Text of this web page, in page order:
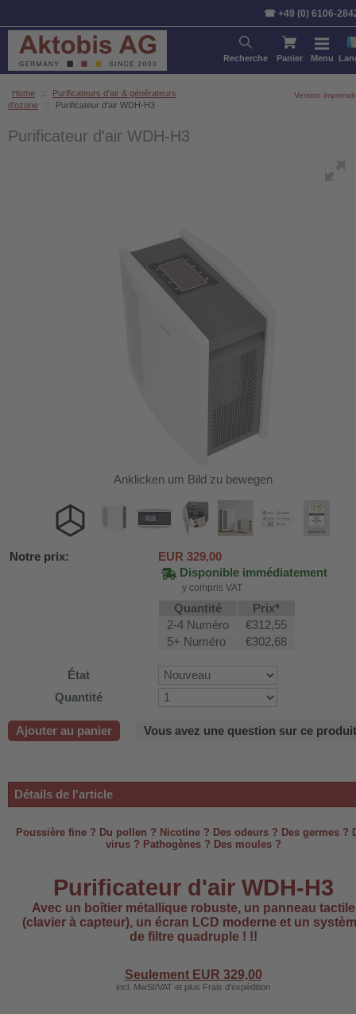
☎ +49 (0) 6106-
Recherche Panier Menu
WDH-AP1212
et WDH-626L
Home ::
Purificateurs d'air & générateurs
d'ozone
:: Purificateur d'air WDH-H3
Version
Purificateur d'air WDH-H3
Anklicken um Bild zu bewegen
Notre prix: EUR 329,00
Disponible immédiatement
y compris VAT
Quantité
Prix*
2-4 Numéro
€312,55
5+ Numéro
€302,68
État
Quantité
Ajouter au panier Vous avez une question sur ce
Détails de l'article
Poussière fine ? Du pollen ? Nicotine ? Des odeurs ? Des germes ?
virus ? Pathogènes ? Des moules ?
Purificateur d'air WDH-H3
Avec un boîtier métallique robuste, un panneau tactile
(clavier à capteur), un écran LCD moderne et un
de filtre quadruple ! !!
Seulement EUR 329,00
incl. MwSt/VAT et plus Frais d'expédition